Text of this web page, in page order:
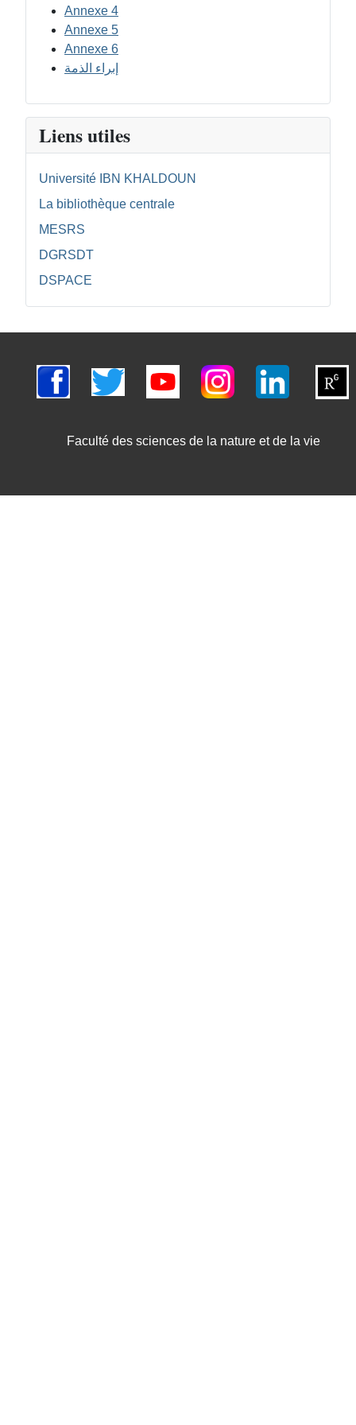
Annexe 4
Annexe 5
Annexe 6
إبراء الذمة
Liens utiles
Université IBN KHALDOUN
La bibliothèque centrale
MESRS
DGRSDT
DSPACE
Faculté des sciences de la nature et de la vie